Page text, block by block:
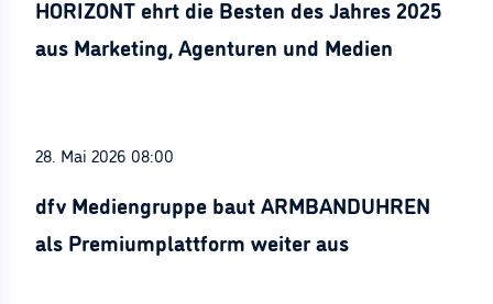
HORIZONT ehrt die Besten des Jahres 2025
aus Marketing, Agenturen und Medien
28. Mai 2026 08:00
dfv Mediengruppe baut ARMBANDUHREN
als Premiumplattform weiter aus